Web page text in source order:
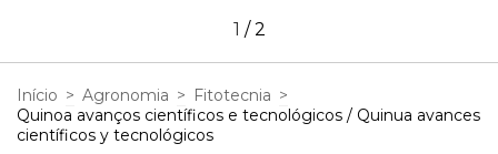
1 /2
Início > Agronomia > Fitotecnia >
Quinoa avanços científicos e tecnológicos / Quinua avances
científicos y tecnológicos